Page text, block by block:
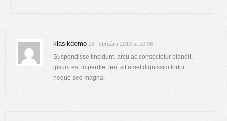
klasikdemo 18. februára 2013 at 10:06
Suspendisse tincidunt, arcu ac consectetur blandit,
ipsum est imperdiet leo, sit amet dignissim tortor
neque sed magna.